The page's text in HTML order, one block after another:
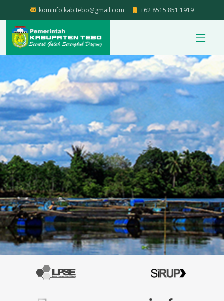
kominfo.kab.tebo@gmail.com +62 8515 851 1919